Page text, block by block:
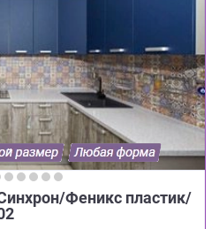
Феникс пластик/